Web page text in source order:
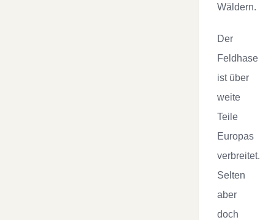
Wäldern.
Der
Feldhase
ist über
weite
Teile
Europas
verbreitet.
Selten
aber
doch